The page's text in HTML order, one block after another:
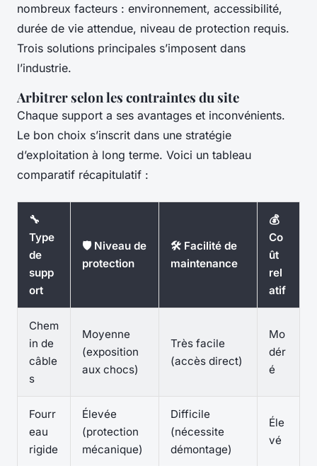
nombreux facteurs : environnement, accessibilité,
durée de vie attendue, niveau de protection requis.
Trois solutions principales s’imposent dans
l’industrie.
Arbitrer selon les contraintes du site
Chaque support a ses avantages et inconvénients.
Le bon choix s’inscrit dans une stratégie
d’exploitation à long terme. Voici un tableau
comparatif récapitulatif :
🔧
Type
de
supp
ort
🛡️ Niveau de
protection
🛠️ Facilité de
maintenance
💰
Co
ût
rel
atif
Chem
in de
câble
s
Moyenne
(exposition
aux chocs)
Très facile
(accès direct)
Mo
dér
é
Fourr
eau
rigide
Élevée
(protection
mécanique)
Difficile
(nécessite
démontage)
Éle
vé